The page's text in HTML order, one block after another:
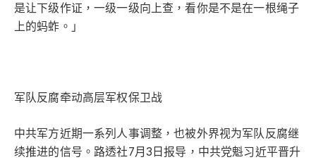
是让下级作证，一级一级向上查，看你是不是在一根绳子
上的蚂蚱。」
军队反腐牵动高层军权保卫战
中共军方近期一系列人事调整，也被外界视为军队反腐继
续推进的信号。路透社7月3日报导，中共党魁习近平晋升